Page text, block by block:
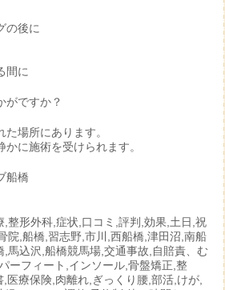
の後に
間に
がですか？
場所にあります。
に施術を受けられます。
船橋
,整形外科,症状,口コミ,評判,効果,土日,祝
院,船橋,習志野,市川,西船橋,津田沼,南船
馬込沢,船橋競馬場,交通事故,自賠責、む
ーフィート,インソール,骨盤矯正,整
医療保険,肉離れ,ぎっくり腰,部活,けが,